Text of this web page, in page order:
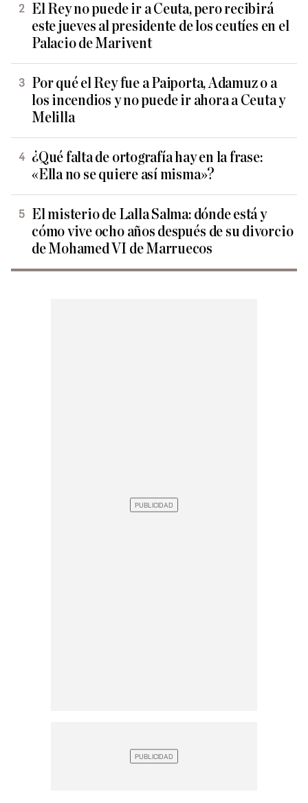
El Rey no puede ir a Ceuta, pero recibirá
este jueves al presidente de los ceutíes en el
Palacio de Marivent
Por qué el Rey fue a Paiporta, Adamuz o a
los incendios y no puede ir ahora a Ceuta y
Melilla
¿Qué falta de ortografía hay en la frase:
«Ella no se quiere así misma»?
El misterio de Lalla Salma: dónde está y
cómo vive ocho años después de su divorcio
de Mohamed VI de Marruecos